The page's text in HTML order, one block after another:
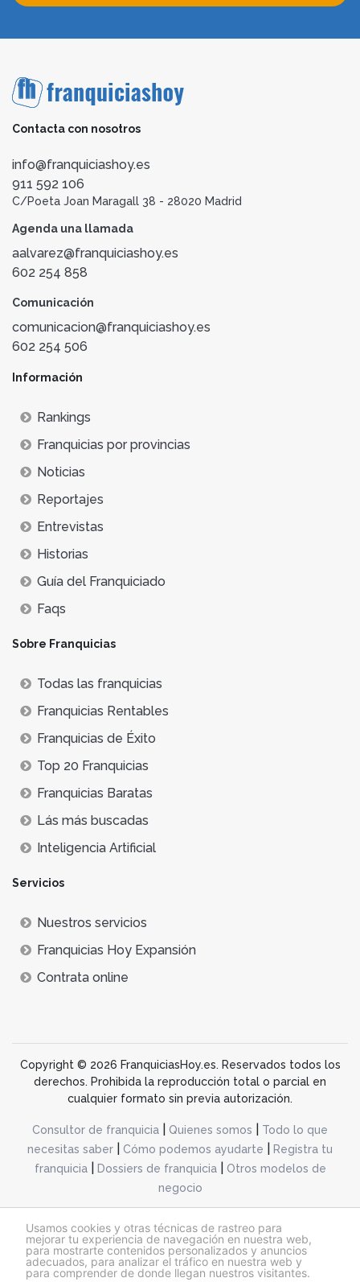
Usamos cookies y otras técnicas de rastreo para
mejorar tu experiencia de navegación en nuestra web,
para mostrarte contenidos personalizados y anuncios
adecuados, para analizar el tráfico en nuestra web y
para comprender de donde llegan nuestros visitantes.
Contacta con nosotros
info@franquiciashoy.es
911 592 106
C/Poeta Joan Maragall 38 - 28020 Madrid
Agenda una llamada
aalvarez@franquiciashoy.es
602 254 858
Comunicación
comunicacion@franquiciashoy.es
602 254 506
Información
Rankings
Franquicias por provincias
Noticias
Reportajes
Entrevistas
Historias
Guía del Franquiciado
Faqs
Sobre Franquicias
Todas las franquicias
Franquicias Rentables
Franquicias de Éxito
Top 20 Franquicias
Franquicias Baratas
Lás más buscadas
Inteligencia Artificial
Servicios
Nuestros servicios
Franquicias Hoy Expansión
Contrata online
Copyright © 2026 FranquiciasHoy.es. Reservados todos los
derechos. Prohibida la reproducción total o parcial en
cualquier formato sin previa autorización.
Consultor de franquicia Quienes somos
Todo lo que
necesitas saber
Cómo podemos ayudarte
Registra tu
franquicia| Dossiers de franquicia|
Otros modelos de
negocio
@franquiciashoy.es |Aviso legal| Política de cookies|Política de privacidad